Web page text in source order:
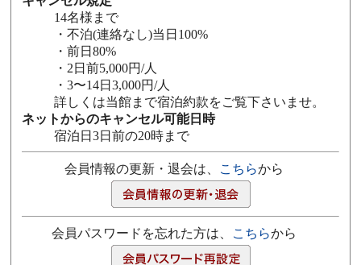
14名様まで
・不泊(連絡なし)当日100%
・前日80%
・2日前5,000円/人
・3〜14日3,000円/人
詳しくは当館まで宿泊約款をご覧下さいませ。
ネットからのキャンセル可能日時
宿泊日3日前の20時まで
会員情報の更新・退会は、 こちらから
会員パスワードを忘れた方は、 こちらから